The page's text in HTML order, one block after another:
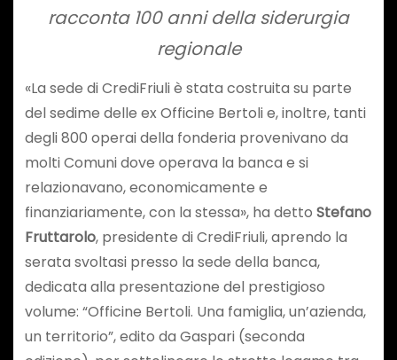
racconta 100 anni della siderurgia
regionale
«La sede di CrediFriuli è stata costruita su parte
del sedime delle ex Officine Bertoli e, inoltre, tanti
degli 800 operai della fonderia provenivano da
molti Comuni dove operava la banca e si
relazionavano, economicamente e
finanziariamente, con la stessa», ha detto Stefano
Fruttarolo, presidente di CrediFriuli, aprendo la
serata svoltasi presso la sede della banca,
dedicata alla presentazione del prestigioso
volume: “Officine Bertoli. Una famiglia, un’azienda,
un territorio”, edito da Gaspari (seconda